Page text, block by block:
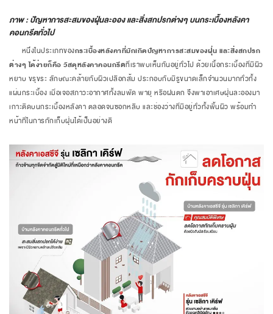
ภาพ : ปัญหาการสะสมของฝุ่นละออง และสิ่งสกปรกต่างๆ บนกระเบื้องหลังคา
คอนกรีตทั่วไป
หนึ่งในประเภทของกระเบื้องหลังคาที่มักเกิดปัญหาการสะสมของฝุ่น และสิ่งสกปรก
ต่างๆ ได้ง่ายก็คือ วัสดุหลังคาคอนกรีตที่เราพบเห็นกันอยู่ทั่วไป ด้วยเนื้อกระเบื้องที่มีผิว
หยาบ ขรุขระ ลักษณะคล้ายกับผิวเปลือกส้ม ประกอบกับมีรูขนาดเล็กจำนวนมากทั่วทั้ง
แผ่นกระเบื้อง เมื่อเจอสภาวะอากาศทั้งลมพัด พายุ หรือฝนตก จึงพาเอาเศษฝุ่นละอองมา
เกาะติดบนกระเบื้องหลังคา ตลอดจนซอกหลืบ และช่องว่างที่มีอยู่ทั่วทั้งพื้นผิว พร้อมทำ
หน้าที่ในการกักเก็บฝุ่นได้เป็นอย่างดี